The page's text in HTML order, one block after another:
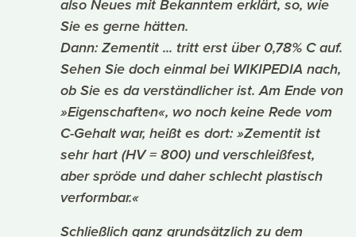
also Neues mit Bekanntem erklärt, so, wie
Sie es gerne hätten.
Dann: Zementit ... tritt erst über 0,78% C auf.
Sehen Sie doch einmal bei WIKIPEDIA nach,
ob Sie es da verständlicher ist. Am Ende von
»Eigenschaften«, wo noch keine Rede vom
C-Gehalt war, heißt es dort: »Zementit ist
sehr hart (HV = 800) und verschleißfest,
aber spröde und daher schlecht plastisch
verformbar.«
Schließlich ganz grundsätzlich zu dem